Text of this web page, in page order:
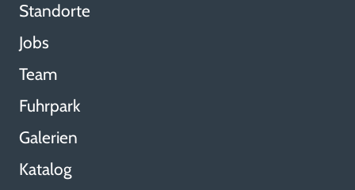
Standorte
Jobs
Team
Fuhrpark
Galerien
Katalog